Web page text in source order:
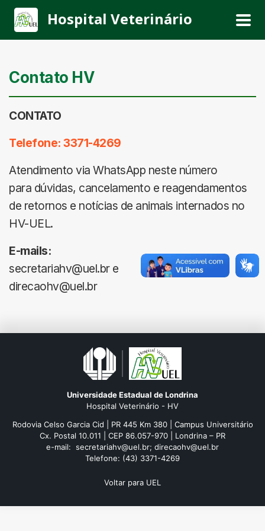
Hospital Veterinário
Contato HV
CONTATO
Telefone: 3371-4269
Atendimento via WhatsApp neste número
para dúvidas, cancelamento e reagendamentos
de retornos e notícias de animais internados no
HV-UEL.
E-mails:
secretariahv@uel.br e
direcaohv@uel.br
Universidade Estadual de Londrina
Hospital Veterinário - HV
Rodovia Celso Garcia Cid | PR 445 Km 380 | Campus Universitário
Cx. Postal 10.011 | CEP 86.057-970 | Londrina – PR
e-mail: secretariahv@uel.br; direcaohv@uel.br
Telefone: (43) 3371-4269
Voltar para UEL